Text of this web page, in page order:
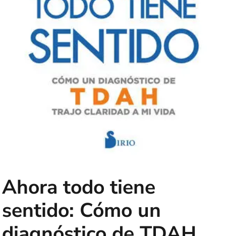
Ahora todo tiene
sentido: Cómo un